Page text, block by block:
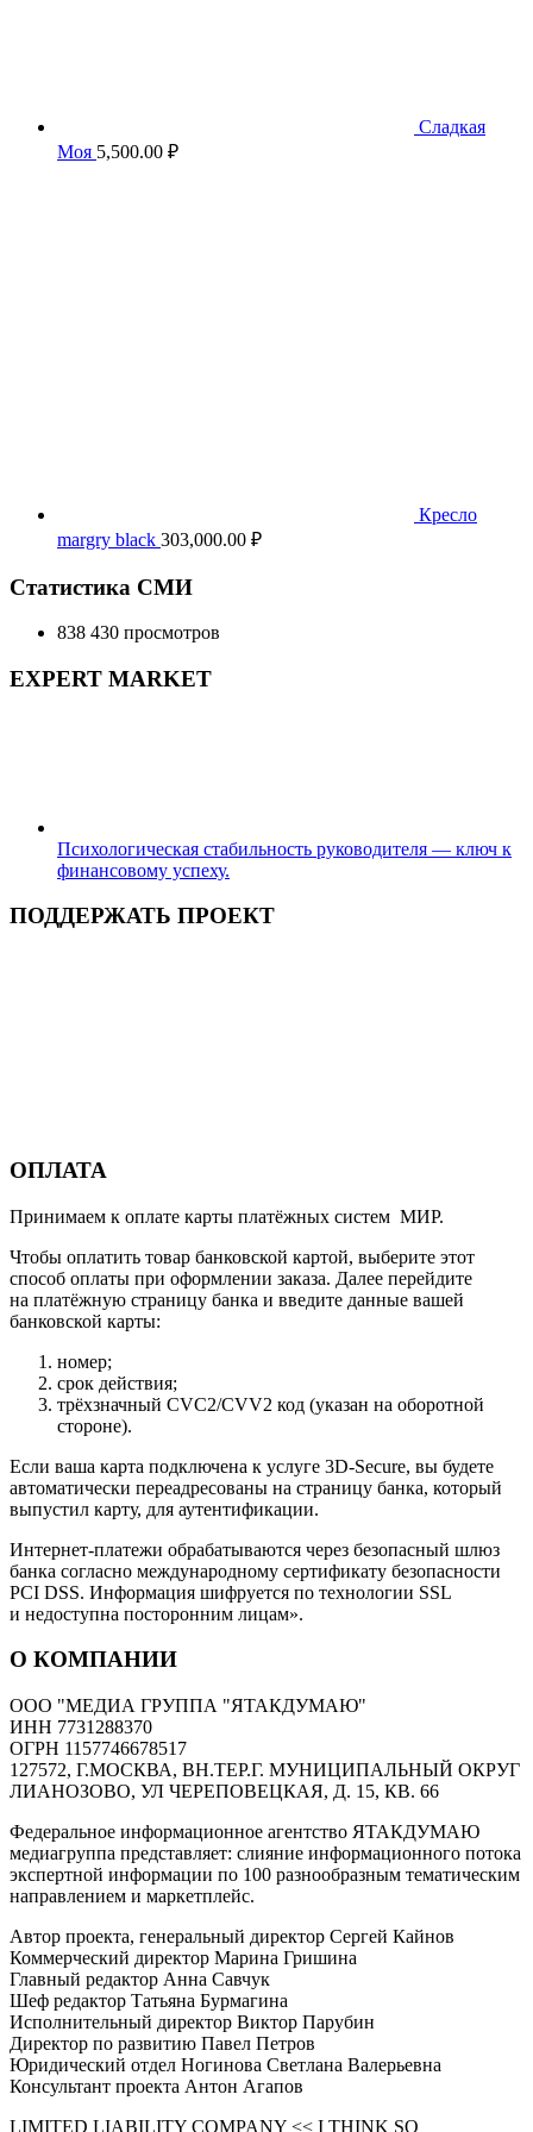
Сладкая
Моя 5,500.00 ₽
Кресло
margry black 303,000.00 ₽
Статистика СМИ
838 430 просмотров
EXPERT MARKET
Психологическая стабильность руководителя — ключ к
финансовому успеху.
ПОДДЕРЖАТЬ ПРОЕКТ
ОПЛАТА
Принимаем к оплате карты платёжных систем МИР.
Чтобы оплатить товар банковской картой, выберите этот
способ оплаты при оформлении заказа. Далее перейдите
на платёжную страницу банка и введите данные вашей
банковской карты:
номер;
срок действия;
трёхзначный CVC2/CVV2 код (указан на оборотной
стороне).
Если ваша карта подключена к услуге 3D-Secure, вы будете
автоматически переадресованы на страницу банка, который
выпустил карту, для аутентификации.
Интернет-платежи обрабатываются через безопасный шлюз
банка согласно международному сертификату безопасности
PCI DSS. Информация шифруется по технологии SSL
и недоступна посторонним лицам».
О КОМПАНИИ
ООО "МЕДИА ГРУППА "ЯТАКДУМАЮ"
ИНН 7731288370
ОГРН 1157746678517
127572, Г.МОСКВА, ВН.ТЕР.Г. МУНИЦИПАЛЬНЫЙ ОКРУГ
ЛИАНОЗОВО, УЛ ЧЕРЕПОВЕЦКАЯ, Д. 15, КВ. 66
Федеральное информационное агентство ЯТАКДУМАЮ
медиагруппа представляет: слияние информационного потока
экспертной информации по 100 разнообразным тематическим
направлением и маркетплейс.
Автор проекта, генеральный директор Сергей Кайнов
Коммерческий директор Марина Гришина
Главный редактор Анна Савчук
Шеф редактор Татьяна Бурмагина
Исполнительный директор Виктор Парубин
Директор по развитию Павел Петров
Юридический отдел Ногинова Светлана Валерьевна
Консультант проекта Антон Агапов
LIMITED LIABILITY COMPANY << I THINK SO